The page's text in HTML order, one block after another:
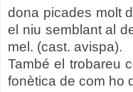
dona picades molt
el niu semblant al
mel. (cast. avispa).
També el trobareu
fonètica de com ho